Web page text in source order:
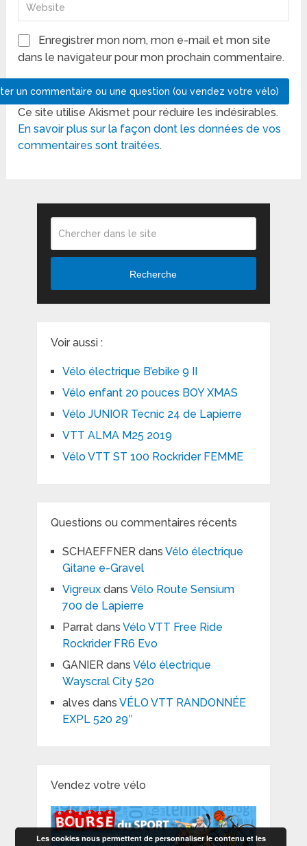
Enregistrer mon nom, mon e-mail et mon site
dans le navigateur pour mon prochain commentaire.
Ce site utilise Akismet pour réduire les indésirables.
En savoir plus sur la façon dont les données de vos
commentaires sont traitées.
Recherche
Voir aussi :
Vélo électrique B’ebike 9 II
Vélo enfant 20 pouces BOY XMAS
Vélo JUNIOR Tecnic 24 de Lapierre
VTT ALMA M25 2019
Vélo VTT ST 100 Rockrider FEMME
Questions ou commentaires récents
SCHAEFFNERdans Vélo électrique
Gitane e-Gravel
Vigreuxdans Vélo Route Sensium
700 de Lapierre
Parratdans Vélo VTT Free Ride
Rockrider FR6 Evo
GANIERdans Vélo électrique
Wayscral City 520
alves dans VÉLO VTT RANDONNÉE
EXPL 520 29″
Vendez votre vélo
Les cookies nous permettent de personnaliser le contenu et les